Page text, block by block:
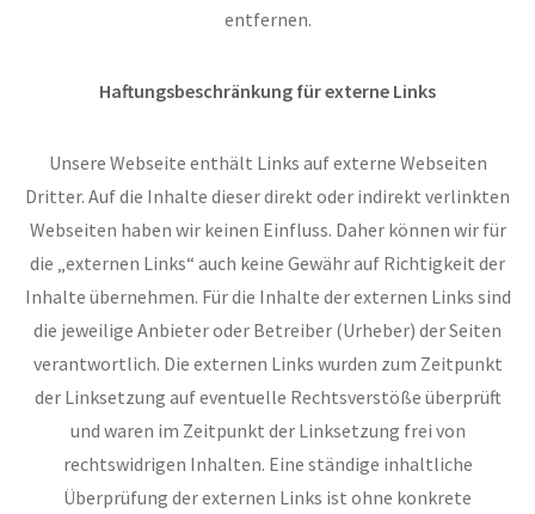
entfernen.
Haftungsbeschränkung für externe Links
Unsere Webseite enthält Links auf externe Webseiten
Dritter. Auf die Inhalte dieser direkt oder indirekt verlinkten
Webseiten haben wir keinen Einfluss. Daher können wir für
die „externen Links“ auch keine Gewähr auf Richtigkeit der
Inhalte übernehmen. Für die Inhalte der externen Links sind
die jeweilige Anbieter oder Betreiber (Urheber) der Seiten
verantwortlich. Die externen Links wurden zum Zeitpunkt
der Linksetzung auf eventuelle Rechtsverstöße überprüft
und waren im Zeitpunkt der Linksetzung frei von
rechtswidrigen Inhalten. Eine ständige inhaltliche
Überprüfung der externen Links ist ohne konkrete